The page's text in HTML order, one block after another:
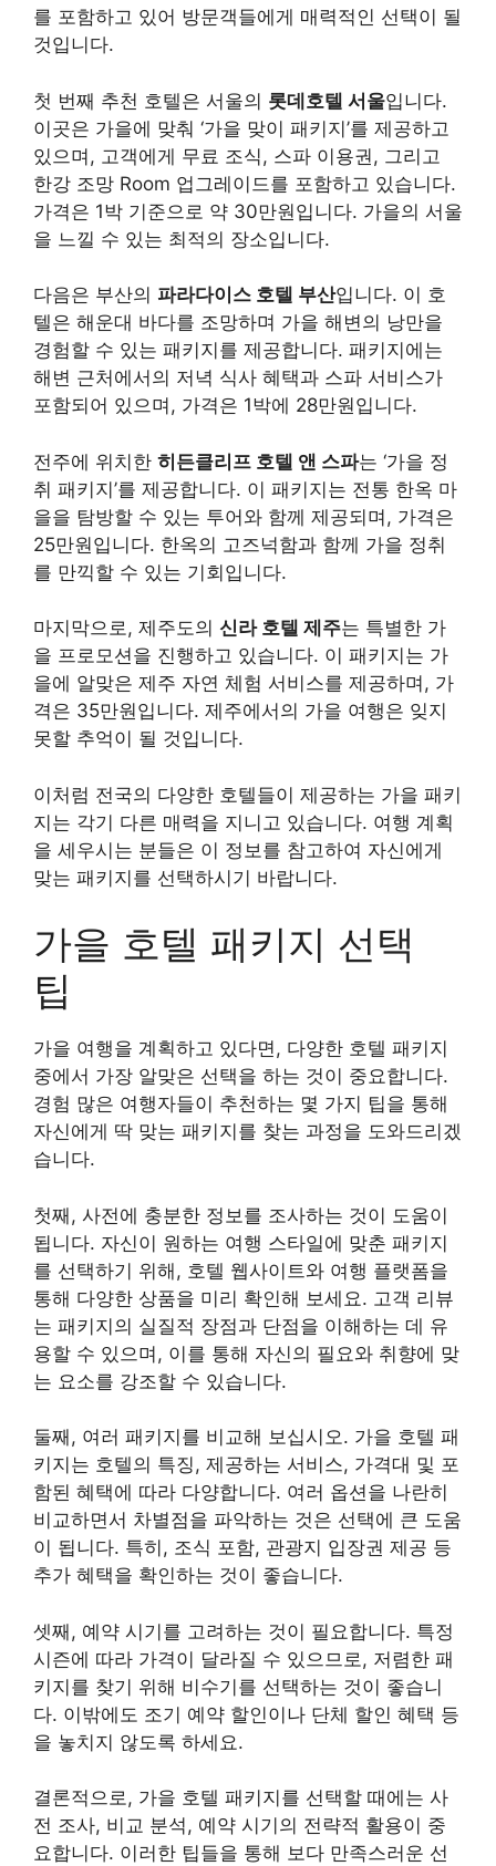
를 포함하고 있어 방문객들에게 매력적인 선택이 될
것입니다.
첫 번째 추천 호텔은 서울의 롯데호텔 서울입니다.
이곳은 가을에 맞춰 ‘가을 맞이 패키지’를 제공하고
있으며, 고객에게 무료 조식, 스파 이용권, 그리고
한강 조망 Room 업그레이드를 포함하고 있습니다.
가격은 1박 기준으로 약 30만원입니다. 가을의 서울
을 느낄 수 있는 최적의 장소입니다.
다음은 부산의 파라다이스 호텔 부산입니다. 이 호
텔은 해운대 바다를 조망하며 가을 해변의 낭만을
경험할 수 있는 패키지를 제공합니다. 패키지에는
해변 근처에서의 저녁 식사 혜택과 스파 서비스가
포함되어 있으며, 가격은 1박에 28만원입니다.
전주에 위치한 히든클리프 호텔 앤 스파는 ‘가을 정
취 패키지’를 제공합니다. 이 패키지는 전통 한옥 마
을을 탐방할 수 있는 투어와 함께 제공되며, 가격은
25만원입니다. 한옥의 고즈넉함과 함께 가을 정취
를 만끽할 수 있는 기회입니다.
마지막으로, 제주도의 신라 호텔 제주는 특별한 가
을 프로모션을 진행하고 있습니다. 이 패키지는 가
을에 알맞은 제주 자연 체험 서비스를 제공하며, 가
격은 35만원입니다. 제주에서의 가을 여행은 잊지
못할 추억이 될 것입니다.
이처럼 전국의 다양한 호텔들이 제공하는 가을 패키
지는 각기 다른 매력을 지니고 있습니다. 여행 계획
을 세우시는 분들은 이 정보를 참고하여 자신에게
맞는 패키지를 선택하시기 바랍니다.
가을 호텔 패키지 선택
팁
가을 여행을 계획하고 있다면, 다양한 호텔 패키지
중에서 가장 알맞은 선택을 하는 것이 중요합니다.
경험 많은 여행자들이 추천하는 몇 가지 팁을 통해
자신에게 딱 맞는 패키지를 찾는 과정을 도와드리겠
습니다.
첫째, 사전에 충분한 정보를 조사하는 것이 도움이
됩니다. 자신이 원하는 여행 스타일에 맞춘 패키지
를 선택하기 위해, 호텔 웹사이트와 여행 플랫폼을
통해 다양한 상품을 미리 확인해 보세요. 고객 리뷰
는 패키지의 실질적 장점과 단점을 이해하는 데 유
용할 수 있으며, 이를 통해 자신의 필요와 취향에 맞
는 요소를 강조할 수 있습니다.
둘째, 여러 패키지를 비교해 보십시오. 가을 호텔 패
키지는 호텔의 특징, 제공하는 서비스, 가격대 및 포
함된 혜택에 따라 다양합니다. 여러 옵션을 나란히
비교하면서 차별점을 파악하는 것은 선택에 큰 도움
이 됩니다. 특히, 조식 포함, 관광지 입장권 제공 등
추가 혜택을 확인하는 것이 좋습니다.
셋째, 예약 시기를 고려하는 것이 필요합니다. 특정
시즌에 따라 가격이 달라질 수 있으므로, 저렴한 패
키지를 찾기 위해 비수기를 선택하는 것이 좋습니
다. 이밖에도 조기 예약 할인이나 단체 할인 혜택 등
을 놓치지 않도록 하세요.
결론적으로, 가을 호텔 패키지를 선택할 때에는 사
전 조사, 비교 분석, 예약 시기의 전략적 활용이 중
요합니다. 이러한 팁들을 통해 보다 만족스러운 선